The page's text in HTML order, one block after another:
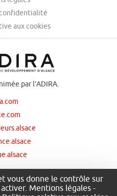
aux cookies
par l’ADIRA.
vous donne le contrôle sur
Mentions légales-